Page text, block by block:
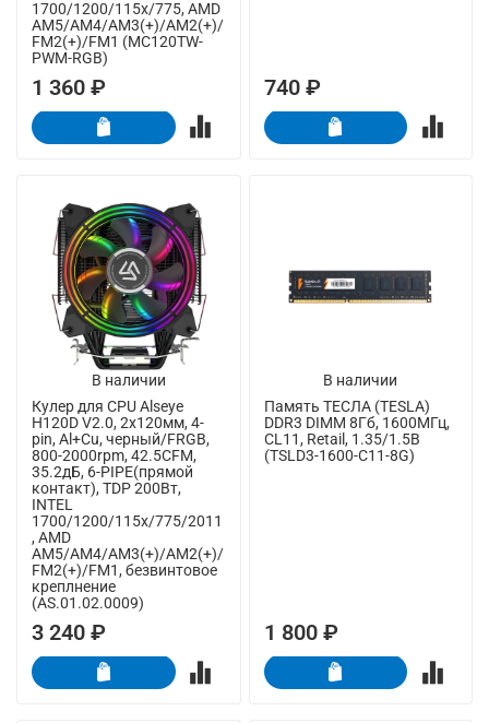
1700/1200/115x/775, AMD
AM5/AM4/AM3(+)/AM2(+)/
FM2(+)/FM1 (MC120TW-
PWM-RGB)
1 360 ₽ 740 ₽
В наличии
Кулер для CPU Alseye
H120D V2.0, 2х120мм, 4-
pin, Al+Cu, черный/FRGB,
800-2000rpm, 42.5CFM,
35.2дБ, 6-PIPE(прямой
контакт), TDP 200Вт,
INTEL
1700/1200/115x/775/2011
, AMD
AM5/AM4/AM3(+)/AM2(+)/
FM2(+)/FM1, безвинтовое
креплнение
(AS.01.02.0009)
3 240 ₽
В наличии
Память ТЕСЛА (TESLA)
DDR3 DIMM 8Гб, 1600МГц,
CL11, Retail, 1.35/1.5В
(TSLD3-1600-C11-8G)
1 800 ₽